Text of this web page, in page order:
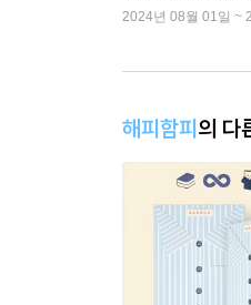
2024년 08월 01일 ~
해피함피의 다